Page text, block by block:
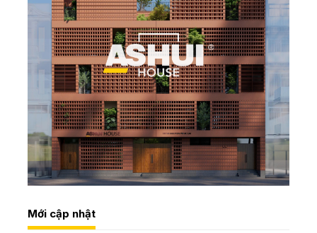
Mới cập nhật